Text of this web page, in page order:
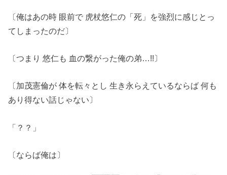
〔俺はあの時 眼前で 虎杖悠仁の「死」を強烈に感じとっ
てしまったのだ〕
〔つまり 悠仁も 血の繋がった俺の弟…!!〕
〔加茂憲倫が 体を転々とし 生き永らえているならば 何も
あり得ない話じゃない〕
「？？」
〔ならば俺は〕